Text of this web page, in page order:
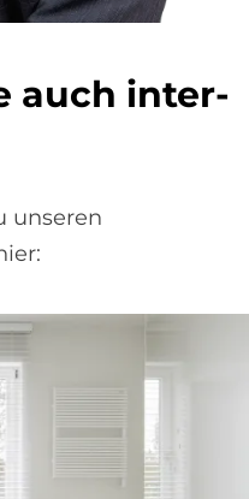
auch in­ter­
unseren